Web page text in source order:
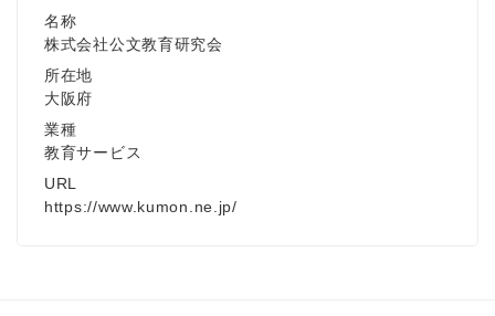
名称
株式会社公文教育研究会
所在地
大阪府
業種
教育サービス
URL
https://www.kumon.ne.jp/